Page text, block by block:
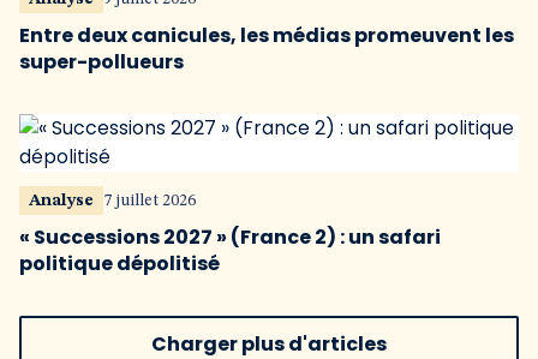
Entre deux canicules, les médias promeuvent les
super-pollueurs
Analyse 7 juillet 2026
« Successions 2027 » (France 2) : un safari
politique dépolitisé
Charger plus d'articles